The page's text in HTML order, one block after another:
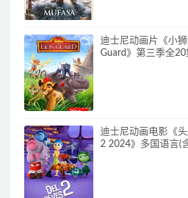
迪士尼动画片《小
Guard》第三季全20
迪士尼动画电影《
2 2024》多国语言(